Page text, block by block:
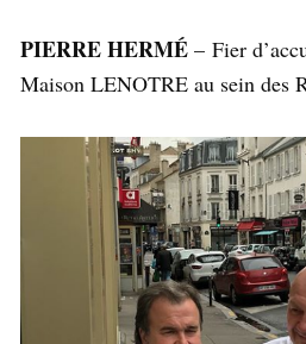
PIERRE HERMÉ – Fier
Maison LENOTRE au sein des